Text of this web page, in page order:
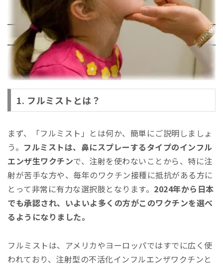
1. フルミストとは？
まず、「フルミスト」とは何か、簡単にご説明しましょ
う。 フルミストは、鼻にスプレーするタイプのインフル
エンザ生ワクチンで、注射を使わないことから、特に注
射が苦手な方や、毎年のワクチン接種に抵抗がある方に
とって非常に有力な選択肢となります。 2024年から日本
でも承認され、いよいよ多くの方がこのワクチンを選べ
るようになりました。
フルミストは、アメリカやヨーロッパではすでに広く使
われており、注射型の不活化インフルエンザワクチンと